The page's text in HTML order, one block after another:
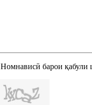
Номнависӣ барои қабули